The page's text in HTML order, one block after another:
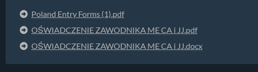
Poland Entry Forms (1).pdf
OŚWIADCZENIE ZAWODNIKA ME CA i JJ.pdf
OŚWIADCZENIE ZAWODNIKA ME CA i JJ.docx